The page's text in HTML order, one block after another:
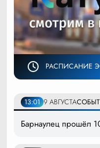
РАСПИСАНИЕ
13:01 9 АВГУСТА
Барнаулец прошёл